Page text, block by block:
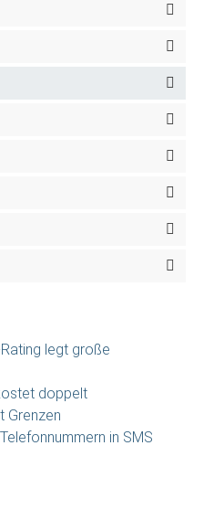
legt große
doppelt
Grenzen
in SMS